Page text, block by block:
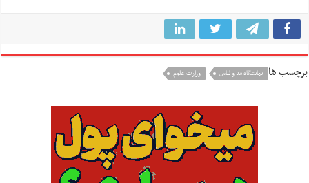
برچسب ها نمایشگاه مد و لباس وزارت علوم